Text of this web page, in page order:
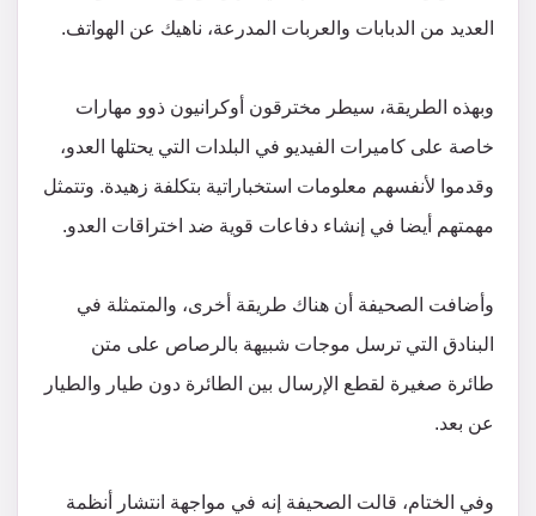
العديد من الدبابات والعربات المدرعة، ناهيك عن الهواتف.
وبهذه الطريقة، سيطر مخترقون أوكرانيون ذوو مهارات
خاصة على كاميرات الفيديو في البلدات التي يحتلها العدو،
وقدموا لأنفسهم معلومات استخباراتية بتكلفة زهيدة. وتتمثل
مهمتهم أيضا في إنشاء دفاعات قوية ضد اختراقات العدو.
وأضافت الصحيفة أن هناك طريقة أخرى، والمتمثلة في
البنادق التي ترسل موجات شبيهة بالرصاص على متن
طائرة صغيرة لقطع الإرسال بين الطائرة دون طيار والطيار
عن بعد.
وفي الختام، قالت الصحيفة إنه في مواجهة انتشار أنظمة